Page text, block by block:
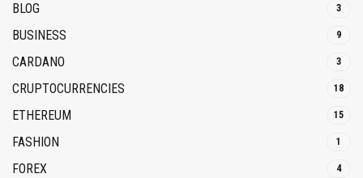
BLOG 3
BUSINESS 9
CARDANO 3
CRUPTOCURRENCIES 18
ETHEREUM 15
FASHION 1
FOREX 4